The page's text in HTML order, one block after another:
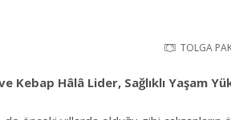
TOLGA
Kebap Hâlâ Lider, Sağlıklı Yaşam